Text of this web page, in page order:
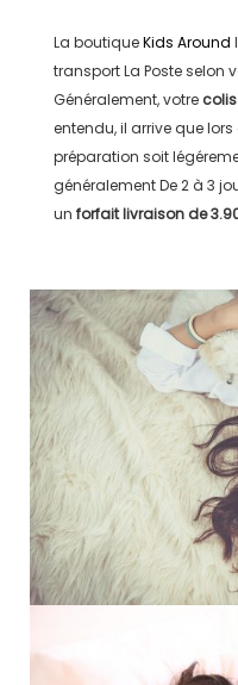
La boutiqueKids Around
transportLa Posteselon
Généralement, votre
entendu, il arrive que
préparation soit
généralementDe 2 à 3
un forfait livraison de